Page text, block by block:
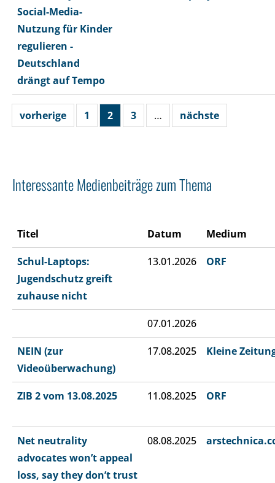
Social-Media-
Nutzung für Kinder
regulieren -
Deutschland
drängt auf Tempo
vorherige 1 2 3 … nächste
Interessante Medienbeiträge zum Thema
Titel Datum Medium
Schul-Laptops:
Jugendschutz greift
zuhause nicht
13.01.2026 ORF
07.01.2026
NEIN (zur
Videoüberwachung)
17.08.2025 Kleine
ZIB 2 vom 13.08.2025 11.08.2025 ORF
Net neutrality
advocates won’t appeal
loss, say they don’t trust
08.08.2025